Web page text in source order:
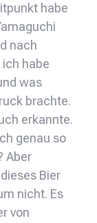
habe
nach
habe
was
brachte.
erkannte.
genau so
Aber
Bier
nicht. Es
von